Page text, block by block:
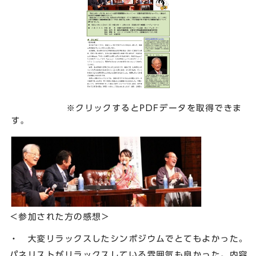
※クリックするとPDFデータを取得できま
す。
＜参加された方の感想＞
・ 大変リラックスしたシンポジウムでとてもよかった。